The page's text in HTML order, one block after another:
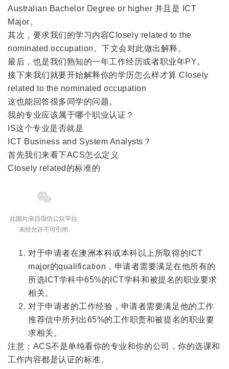
Australian Bachelor Degree or higher 并且是 ICT
Major。
其次，要求我们的学习内容Closely related to the
nominated occupation。下文会对此做出解释。
最后，也是我们熟知的一年工作经历或者职业年PY。
接下来我们就要开始解释你的学历怎么样才算 Closely
related to the nominated occupation
这也能回答很多同学的问题。
我的专业应该属于哪个职业认证？
IS这个专业是否就是
ICT Business and System Analysts？
首先我们来看下ACS怎么定义
Closely related的标准的
对于申请者在澳洲本科或本科以上所取得的ICT
major的qualification，申请者需要满足在他所有的
所选ICT学科中65%的ICT学科和被提名的职业要求
相关。
对于申请者的工作经验，申请者需要满足他的工作
推荐信中所列出65%的工作职责和被提名的职业要
求相关。
注意：ACS不是单纯看你的专业和你的公司，你的选课和
工作内容都是认证的标准。